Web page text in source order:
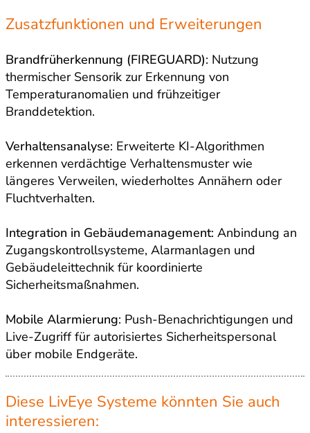
Zusatzfunktionen und Erweiterungen
Brandfrüherkennung (FIREGUARD): Nutzung
thermischer Sensorik zur Erkennung von
Temperaturanomalien und frühzeitiger
Branddetektion.
Verhaltensanalyse: Erweiterte KI-Algorithmen
erkennen verdächtige Verhaltensmuster wie
längeres Verweilen, wiederholtes Annähern oder
Fluchtverhalten.
Integration in Gebäudemanagement: Anbindung an
Zugangskontrollsysteme, Alarmanlagen und
Gebäudeleittechnik für koordinierte
Sicherheitsmaßnahmen.
Mobile Alarmierung: Push-Benachrichtigungen und
Live-Zugriff für autorisiertes Sicherheitspersonal
über mobile Endgeräte.
Diese LivEye Systeme könnten Sie auch
interessieren: